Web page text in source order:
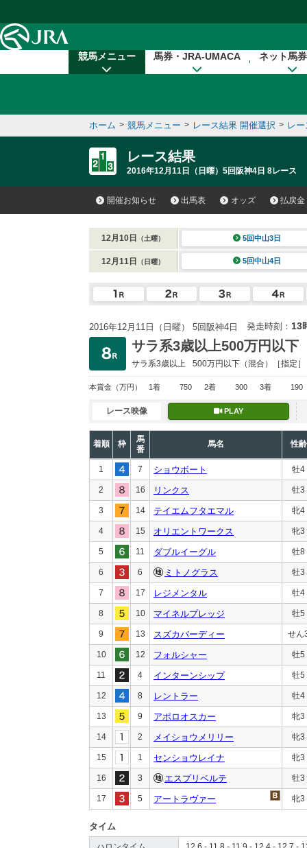
競馬メニュー 馬券・JRA-UMACA ネット馬
ホーム > 競馬メニュー > レース結果 開催選択 > レ
レース結果
2016年12月11日（日曜）5回阪神4日 8レース
開催お知らせ 出馬表 オッズ 払戻金
12月10日 （土曜） 5回中山3日
12月11日 （日曜） 5回中山4日
2016年12月11日（日曜） 5回阪神4日 発走時刻： 13
サラ系3歳以上500万円以下
サラ系3歳以上 500万円以下 （混合）［指定］
本賞金 （万円） 1着 750 2着 300 3着 190
レース映像 PLAY
着順 枠
馬
番
馬名 性齢
1 7 ショウボート 牡4
2 16 リンクス 牡3
3 14 テイエムフタエマル 牝4
4 15 オリエントワークス 牝3
5 11 ダブルイーグル 牡8
6 6 ミトノグラス 牡3
7 17 レジメンタル 牡4
8 10 マイネルプレッジ 牡5
9 13 スズカバーディー せん
10 12 フォルシャー 牡5
11 4 インターンシップ 牡5
12 8 レントラー 牡4
13 9 アポロオスカー 牝3
14 2 メイショウメリリー 牝3
15 1 センショウレイナ 牝3
16 3 エスプリベルテ 牡3
17 5 アートラヴァー 牝3
タイム